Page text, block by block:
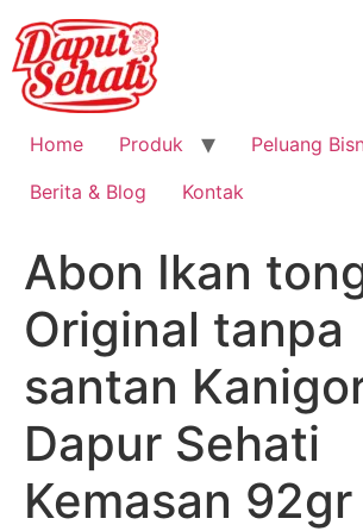
Home Produk
Peluang
Berita & Blog
Kontak
Abon Ikan
Original tanpa
santan
Dapur Sehati
Kemasan 92gr